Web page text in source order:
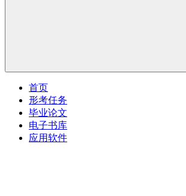
首页
形考任务
毕业论文
电子书库
应用软件